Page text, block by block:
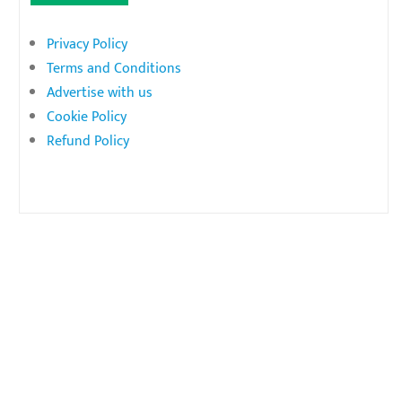
Privacy Policy
Terms and Conditions
Advertise with us
Cookie Policy
Refund Policy